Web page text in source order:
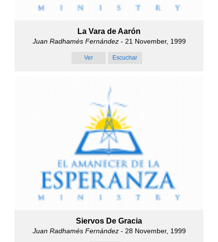
La Vara de Aarón
Juan Radhamés Fernández- 21 November, 1999
Ver Escuchar
Siervos De Gracia
Juan Radhamés Fernández- 28 November, 1999